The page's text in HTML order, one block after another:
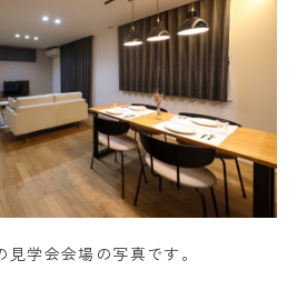
学会会場の写真です。